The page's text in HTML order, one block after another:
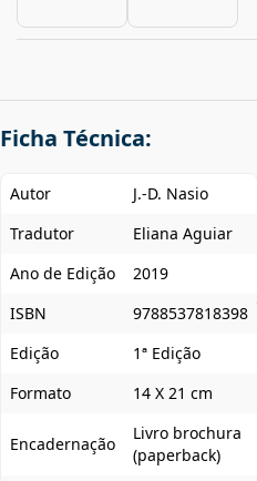
Ficha Técnica:
Autor
J.-D. Nasio
Tradutor
Eliana Aguiar
Ano de Edição
2019
ISBN
9788537818398
Edição
1ª Edição
Formato
14 X 21 cm
Encadernação
Livro brochura
(paperback)